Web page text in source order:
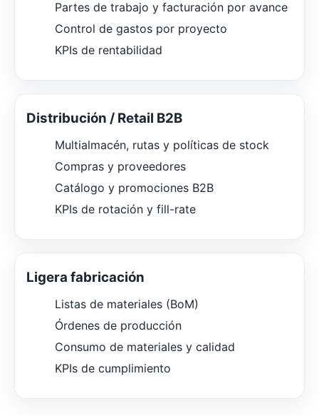
Partes de trabajo y facturación por avance
Control de gastos por proyecto
KPIs de rentabilidad
Distribución / Retail B2B
Multialmacén, rutas y políticas de stock
Compras y proveedores
Catálogo y promociones B2B
KPIs de rotación y fill-rate
Ligera fabricación
Listas de materiales (BoM)
Órdenes de producción
Consumo de materiales y calidad
KPIs de cumplimiento